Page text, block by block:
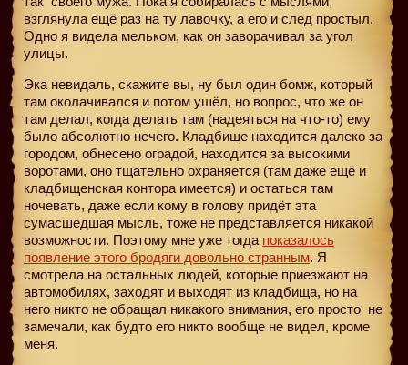
взглянула ещё раз на ту лавочку, а его и след простыл.
Одно я видела мельком, как он заворачивал за угол
улицы.
Эка невидаль, скажите вы, ну был один бомж, который
там околачивался и потом ушёл, но вопрос, что же он
там делал, когда делать там (надеяться на что-то) ему
было абсолютно нечего. Кладбище находится далеко за
городом, обнесено оградой, находится за высокими
воротами, оно тщательно охраняется (там даже ещё и
кладбищенская контора имеется) и остаться там
ночевать, даже если кому в голову придёт эта
сумасшедшая мысль, тоже не представляется никакой
возможности. Поэтому мне уже тогда показалось
появление этого бродяги довольно странным. Я
смотрела на остальных людей, которые приезжают на
автомобилях, заходят и выходят из кладбища, но на
него никто не обращал никакого внимания, его просто не
замечали, как будто его никто вообще не видел, кроме
меня.